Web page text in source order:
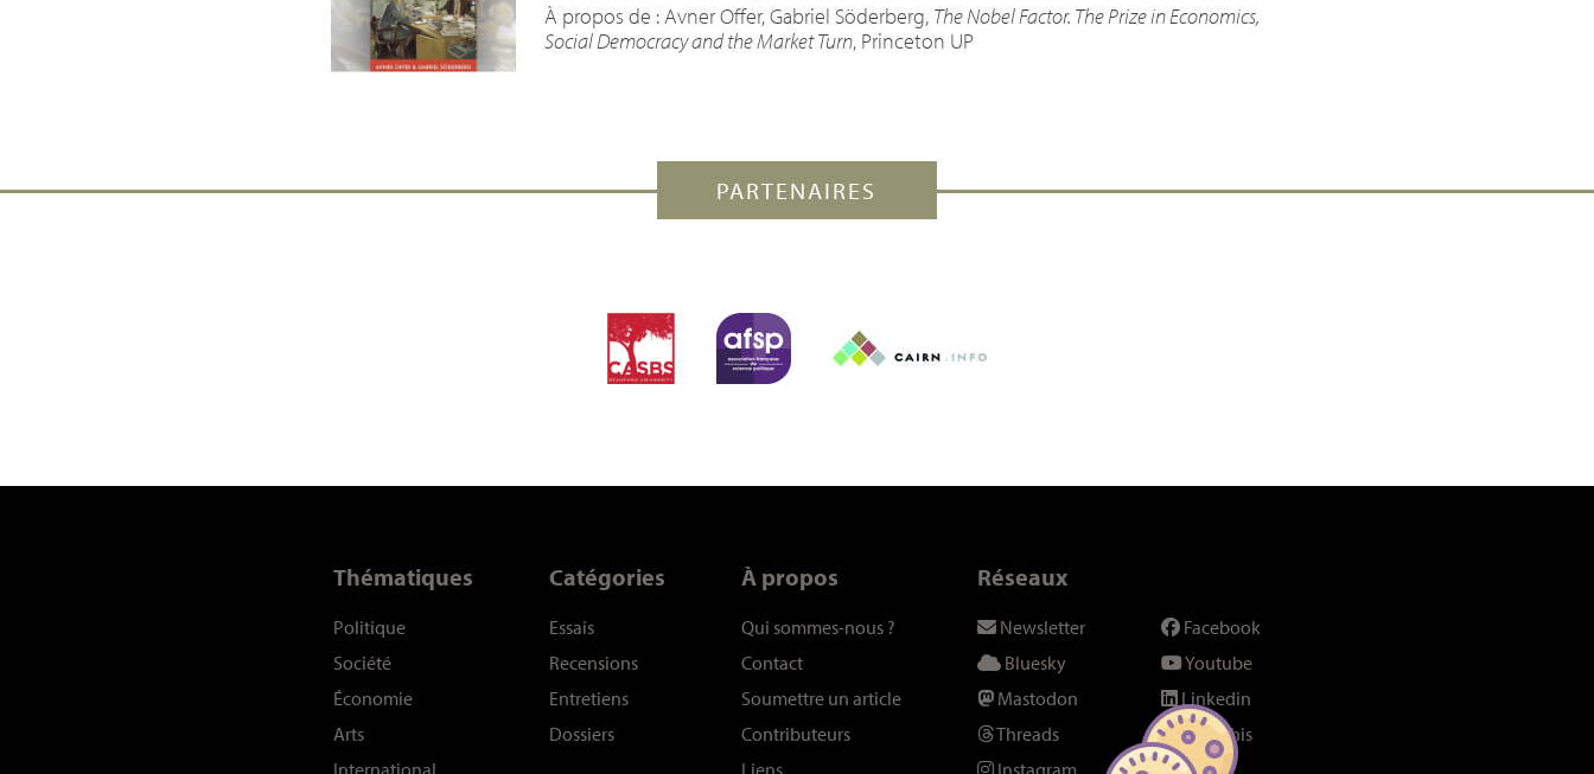
À propos de : Avner Offer, Gabriel Söderberg, The Nobel Factor. The Prize in Economics,
Social Democracy and the Market Turn, Princeton UP
PARTENAIRES
Thématiques
Politique
Société
Économie
Arts
Catégories
Essais
Recensions
Entretiens
Dossiers
À propos
Qui sommes-nous ?
Contact
Soumettre un article
Contributeurs
Réseaux
Newsletter
Bluesky
Mastodon
Threads
Facebook
Youtube
Linkedin
SeenThis